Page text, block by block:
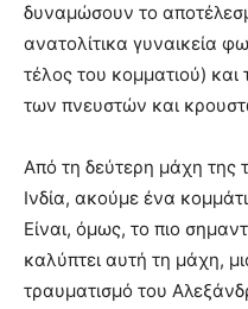
δυναμώσουν το
ανατολίτικα γυναικεία
τέλος του κομματιού)
των πνευστών και
Από τη δεύτερη μάχη της
Ινδία, ακούμε ένα
Είναι, όμως, το πιο
καλύπτει αυτή τη μάχη,
τραυματισμό του